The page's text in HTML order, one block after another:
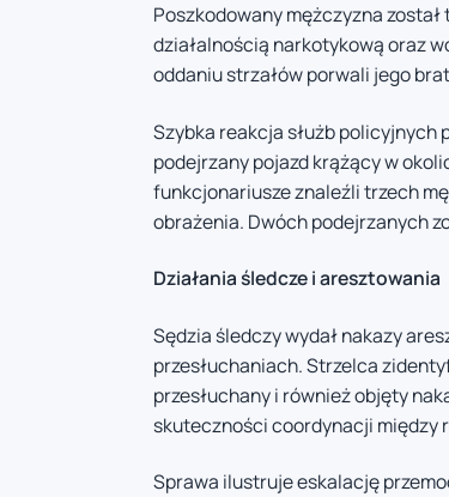
Poszkodowany mężczyzna
działalnością narkotykową oraz
oddaniu strzałów porwali jego
Szybka reakcja służb policyjnych
podejrzany pojazd krążący w
funkcjonariusze znaleźli trzech
obrażenia. Dwóch podejrzanych
Działania śledcze i aresztowania
Sędzia śledczy wydał nakazy
przesłuchaniach. Strzelca
przesłuchany i również objęty
skuteczności coordynacji między
Sprawa ilustruje eskalację